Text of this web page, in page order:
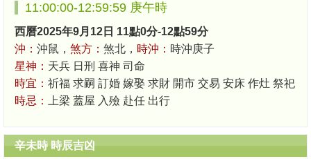
11:00:00-12:59:59 庚午時
西曆2025年9月12日 11點0分-12點59分
沖： 沖鼠， 煞方： 煞北， 時沖： 時沖庚子
星神： 天兵 日刑 喜神 司命
時宜： 祈福 求嗣 訂婚 嫁娶 求財 開市 交易 安床 作灶 祭祀
時忌：
上梁 蓋屋 入殮 赴任 出行
辛未時 時辰吉凶